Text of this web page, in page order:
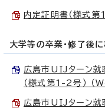
内定証明書（様式
大学等の卒業・修了後
広島市UIJターン就
（様式第1-2号）
広島市UIJターン就